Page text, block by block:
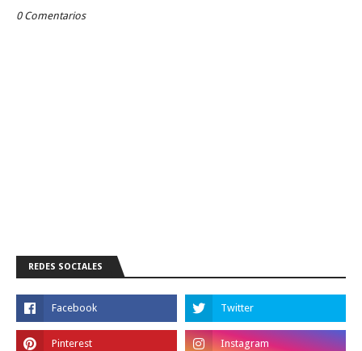
0 Comentarios
REDES SOCIALES